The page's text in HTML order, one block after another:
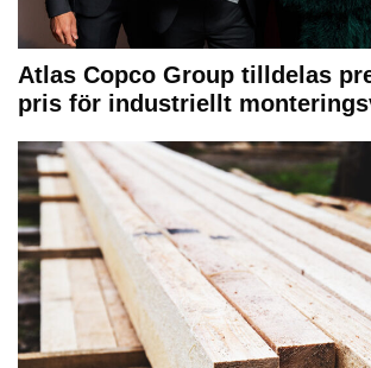
Atlas Copco Group tilldelas
pris för industriellt